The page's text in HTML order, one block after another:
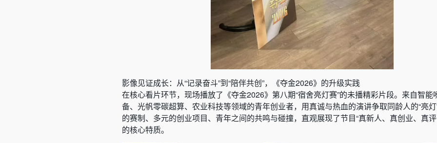
影像见证成长：从“记录奋斗”到“陪伴共创”，《夺金2026》的升级实践
在核心看片环节，现场播放了《夺金2026》第八期“宿舍亮灯赛”的未播精彩片段。来自智能
备、光帆零碳超算、农业科技等领域的青年创业者，用真诚与热血的演讲争取同龄人的“亮
的赛制、多元的创业项目、青年之间的共鸣与碰撞，直观展现了节目“真新人、真创业、真
的核心特质。